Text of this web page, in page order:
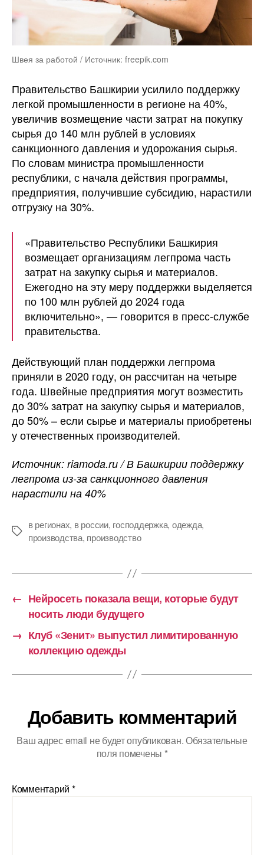
Швея за работой / Источник: freepik.com
Правительство Башкирии усилило поддержку
легкой промышленности в регионе на 40%,
увеличив возмещение части затрат на покупку
сырья до 140 млн рублей в условиях
санкционного давления и удорожания сырья.
По словам министра промышленности
республики, с начала действия программы,
предприятия, получившие субсидию, нарастили
отгрузку на 30%.
«Правительство Республики Башкирия
возмещает организациям легпрома часть
затрат на закупку сырья и материалов.
Ежегодно на эту меру поддержки выделяется
по 100 млн рублей до 2024 года
включительно», — говорится в пресс-службе
правительства.
Действующий план поддержки легпрома
приняли в 2020 году, он рассчитан на четыре
года. Швейные предприятия могут возместить
до 30% затрат на закупку сырья и материалов,
до 50% – если сырье и материалы приобретены
у отечественных производителей.
Источник: riamoda.ru / В Башкирии поддержку
легпрома из-за санкционного давления
нарастили на 40%
Метки
в регионах, в россии, господдержка, одежда,
производства, производство
← Нейросеть показала вещи, которые будут
носить люди будущего
→ Клуб «Зенит» выпустил лимитированную
коллекцию одежды
Добавить комментарий
Ваш адрес email не будет опубликован.Обязательные
поля помечены *
Комментарий *